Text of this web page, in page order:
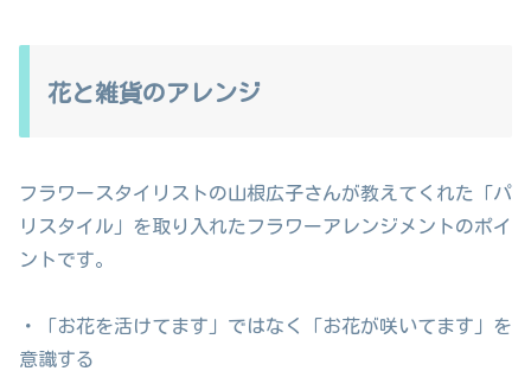
花と雑貨のアレンジ
フラワースタイリストの山根広子さんが教えてくれた「パ
リスタイル」を取り入れたフラワーアレンジメントのポイ
ントです。
・「お花を活けてます」ではなく「お花が咲いてます」を
意識する